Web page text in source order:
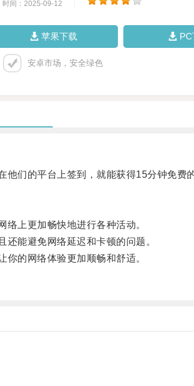
时间：2025-09-12
苹果下载 PC
安卓市场，安全绿色
们的平台上签到，就能获得15分钟免费的
上更加畅快地进行各种活动。
能避免网络延迟和卡顿的问题。
的网络体验更加顺畅和舒适。